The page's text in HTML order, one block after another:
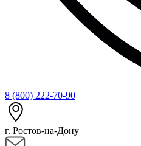
8 (800) 222-70-90
г. Ростов-на-Дону